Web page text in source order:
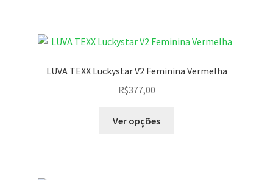
LUVA TEXX Luckystar V2 Feminina Vermelha
R$377,00
Ver opções